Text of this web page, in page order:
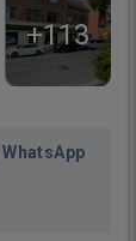
+113
WhatsApp